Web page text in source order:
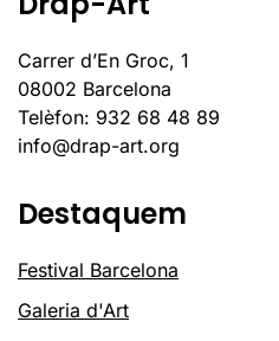
Carrer d’En Groc, 1
08002 Barcelona
Telèfon: 932 68 48 89
info@drap-art.org
Destaquem
Festival Barcelona
Galeria d'Art